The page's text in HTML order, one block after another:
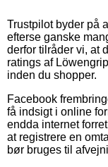
Trustpilot byder på
efterse ganske
derfor tilråder vi, at
ratings af
inden du shopper.
Facebook
få indsigt i online
endda internet
at registrere en
bør bruges til